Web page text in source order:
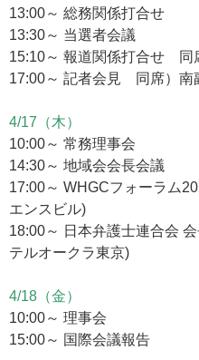
13:00～ 総務関係打合せ
13:30～ 当選者会議
15:10～ 報道関係打合せ 同
17:00～ 記者会見 同席）南
4/17（木）
10:00～ 常務理事会
14:30～ 地域会会長会議
17:00～ WHGCフォーラム
エンスビル)
18:00～ 日本弁護士連合会
テルオークラ東京)
4/18（金）
10:00～ 理事会
15:00～ 国際会議報告